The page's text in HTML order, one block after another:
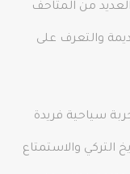
من المتاحف
والتعرف على
سياحية فريدة
التركي والاستمتاع